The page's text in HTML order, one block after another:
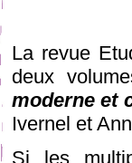
La revue
deux
moderne et
Ivernel et
Si les